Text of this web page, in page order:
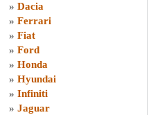
» Dacia
» Ferrari
» Fiat
» Ford
» Honda
» Hyundai
» Infiniti
» Jaguar